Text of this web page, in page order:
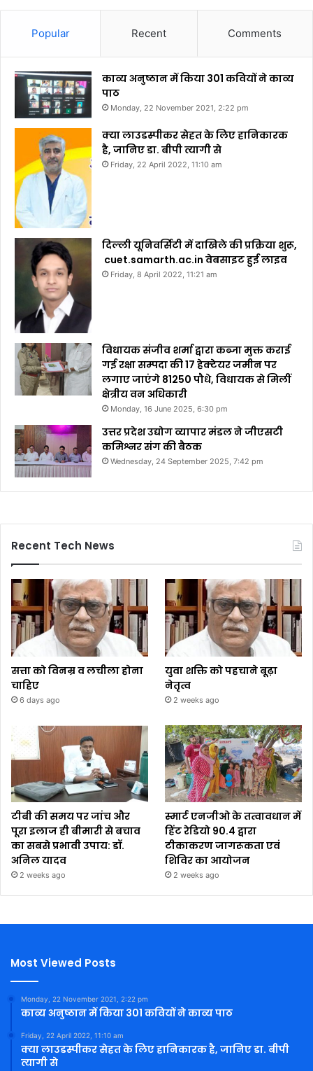
Popular Recent Comments
काव्य अनुष्ठान में किया 301 कवियों ने काव्य
पाठ
Monday, 22 November 2021, 2:22 pm
क्या लाउडस्पीकर सेहत के लिए हानिकारक
है, जानिए डा. बीपी त्यागी से
Friday, 22 April 2022, 11:10 am
दिल्ली यूनिवर्सिटी में दाखिले की प्रक्रिया शुरू,
cuet.samarth.ac.in वेबसाइट हुई लाइव
Friday, 8 April 2022, 11:21 am
विधायक संजीव शर्मा द्वारा कब्जा मुक्त कराई
गई रक्षा सम्पदा की 17 हेक्टेयर जमीन पर
लगाए जाएंगे 81250 पौधे, विधायक से मिलीं
क्षेत्रीय वन अधिकारी
Monday, 16 June 2025, 6:30 pm
उत्तर प्रदेश उद्योग व्यापार मंडल ने जीएसटी
कमिश्नर संग की बैठक
Wednesday, 24 September 2025, 7:42 pm
Recent Tech News
सत्ता को विनम्र व लचीला होना
चाहिए
6 days ago
युवा शक्ति को पहचाने बूढ़ा
नेतृत्व
2 weeks ago
टीबी की समय पर जांच और
पूरा इलाज ही बीमारी से बचाव
का सबसे प्रभावी उपाय: डॉ.
अनिल यादव
2 weeks ago
स्मार्ट एनजीओ के तत्वावधान में
हिंट रेडियो 90.4 द्वारा
टीकाकरण जागरूकता एवं
शिविर का आयोजन
2 weeks ago
Most Viewed Posts
Monday, 22 November 2021, 2:22 pm
काव्य अनुष्ठान में किया 301 कवियों ने काव्य पाठ
Friday, 22 April 2022, 11:10 am
क्या लाउडस्पीकर सेहत के लिए हानिकारक है, जानिए डा. बीपी
त्यागी से